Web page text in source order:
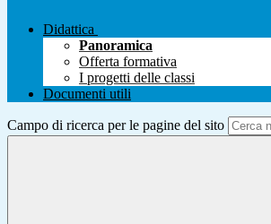
Didattica
Panoramica
Offerta formativa
I progetti delle classi
Documenti utili
Campo di ricerca per le pagine del sito